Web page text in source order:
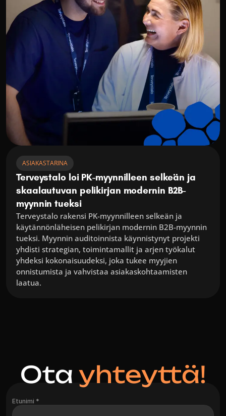
ASIAKASTARINA
Terveystalo loi PK-myynnilleen selkeän ja
skaalautuvan pelikirjan modernin B2B-
myynnin tueksi
Terveystalo rakensi PK-myynnilleen selkeän ja
käytännönläheisen pelikirjan modernin B2B-myynnin
tueksi. Myynnin auditoinnista käynnistynyt projekti
yhdisti strategian, toimintamallit ja arjen työkalut
yhdeksi kokonaisuudeksi, joka tukee myyjien
onnistumista ja vahvistaa asiakaskohtaamisten
laatua.
Ota yhteyttä!
Etunimi *